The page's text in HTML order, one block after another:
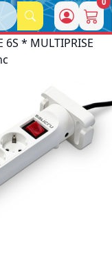
6S * MULTIPRISE